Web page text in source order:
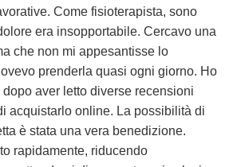
Come fisioterapista, sono
era insopportabile. Cercavo una
che non mi appesantisse lo
prenderla quasi ogni giorno. Ho
dopo aver letto diverse recensioni
acquistarlo online. La possibilità di
è stata una vera benedizione.
rapidamente, riducendo